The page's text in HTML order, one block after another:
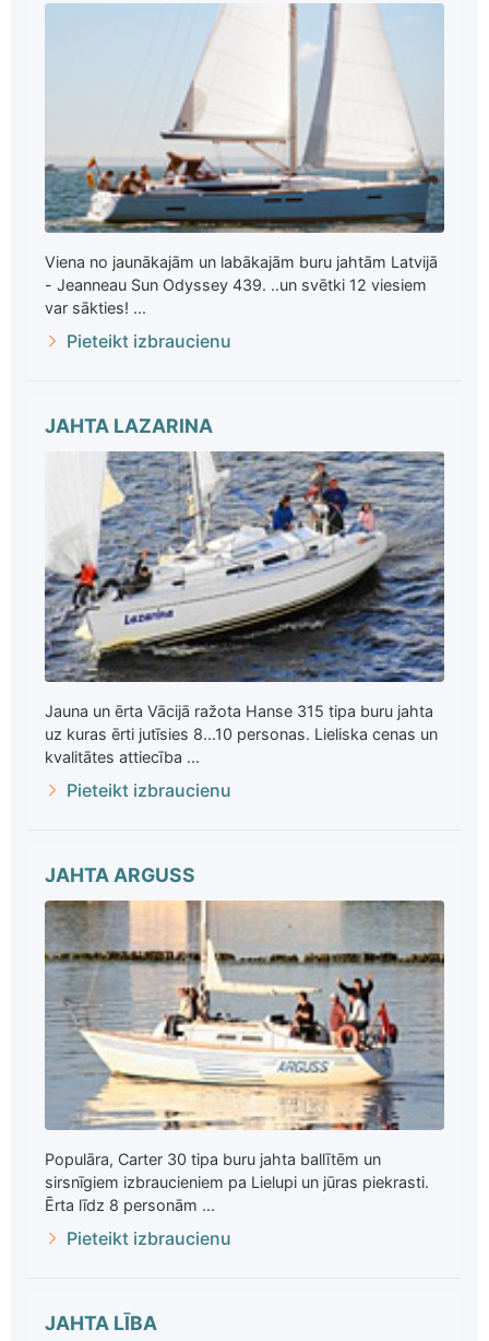
Viena no jaunākajām un labākajām buru jahtām Latvijā
- Jeanneau Sun Odyssey 439. ..un svētki 12 viesiem
var sākties! ...
Pieteikt izbraucienu
JAHTA LAZARINA
Jauna un ērta Vācijā ražota Hanse 315 tipa buru jahta
uz kuras ērti jutīsies 8...10 personas. Lieliska cenas un
kvalitātes attiecība ...
Pieteikt izbraucienu
JAHTA ARGUSS
Populāra, Carter 30 tipa buru jahta ballītēm un
sirsnīgiem izbraucieniem pa Lielupi un jūras piekrasti.
Ērta līdz 8 personām ...
Pieteikt izbraucienu
JAHTA LĪBA